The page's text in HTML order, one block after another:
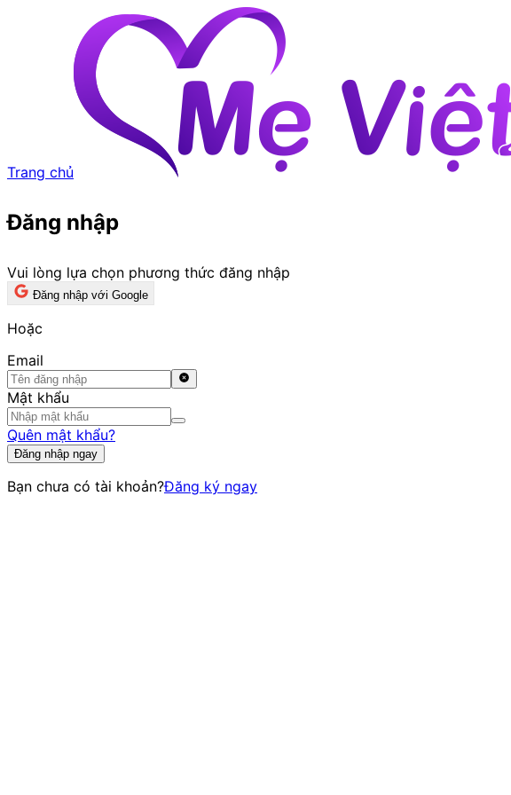
Trang chủ
Đăng nhập
Vui lòng lựa chọn phương thức đăng nhập
Đăng nhập với Google
Hoặc
Email
Mật khẩu
Quên mật khẩu?
Đăng nhập ngay
Bạn chưa có tài khoản?Đăng ký ngay